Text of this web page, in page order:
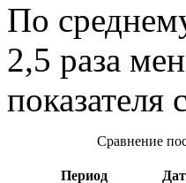
По
2,5 раза
показателя
Сравнение
Период